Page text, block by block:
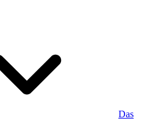
Das